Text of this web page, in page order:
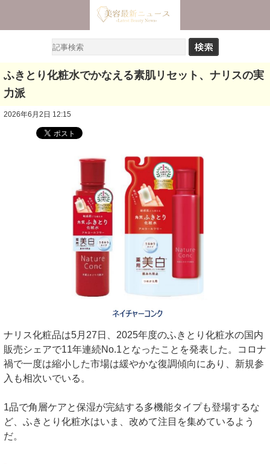
ふきとり化粧水でかなえる素肌リセット、ナリスの実
力派
2026年6月2日 12:15
ナリス化粧品は5月27日、2025年度のふきとり化粧水の国内
販売シェアで11年連続No.1となったことを発表した。コロナ
禍で一度は縮小した市場は緩やかな復調傾向にあり、新規参
入も相次いでいる。
1品で角層ケアと保湿が完結する多機能タイプも登場するな
ど、ふきとり化粧水はいま、改めて注目を集めているよう
だ。